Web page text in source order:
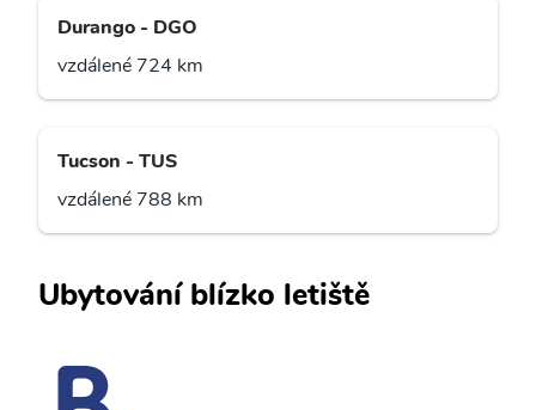
Durango - DGO
vzdálené 724 km
Tucson - TUS
vzdálené 788 km
Ubytování blízko letiště